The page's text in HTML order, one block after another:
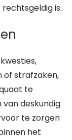
is.
of strafzaken,
te
van deskundig
te zorgen
het